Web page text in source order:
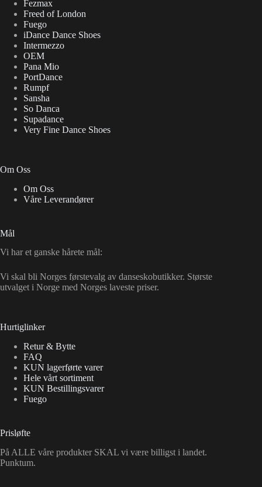
Fezmax
Freed of London
Fuego
iDance Dance Shoes
Intermezzo
OEM
Pana Mio
PortDance
Rumpf
Sansha
So Danca
Supadance
Very Fine Dance Shoes
Om Oss
Om Oss
Våre Leverandører
Mål
Vi har et ganske hårete mål:
Vi skal bli Norges førstevalg av danseskobutikker. Største
utvalget i Norge med Norges laveste priser.
Hurtiglinker
Retur & Bytte
FAQ
KUN lagerførte varer
Hele vårt sortiment
KUN Bestillingsvarer
Fuego
Prisløfte
På ALLE våre produkter SKAL vi være billigst i landet.
Punktum.